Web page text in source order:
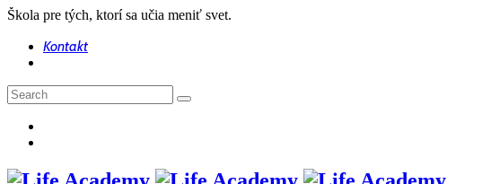
Škola pre tých, ktorí sa učia meniť svet.
Kontakt